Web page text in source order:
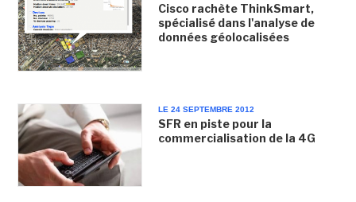
Cisco rachète ThinkSmart,
spécialisé dans l'analyse de
données géolocalisées
LE 24 SEPTEMBRE 2012
SFR en piste pour la
commercialisation de la 4G